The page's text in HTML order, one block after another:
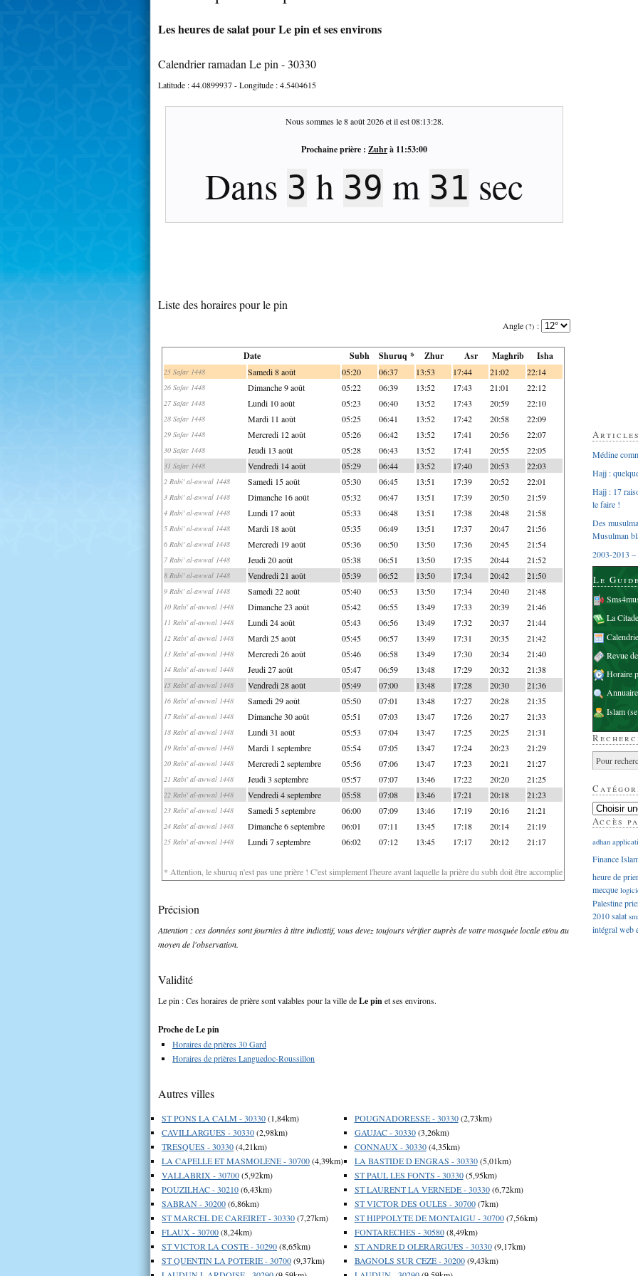
Les heures de salat pour Le pin et ses environs
Calendrier ramadan Le pin - 30330
Latitude :44.0899937- Longitude :4.5404615
Nous sommes le8 août 2026et il est08:13:29.
Prochaine prière : Zuhrà 11:53:00
Dans 3 h 39 m 30 sec
Liste des horaires pour le pin
Angle (?) :
Date Subh Shuruq * Zhur Asr Maghrib Isha
25 Safar 1448 Samedi 8 août 05:20 06:37 13:53 17:44 21:02 22:14
26 Safar 1448 Dimanche 9 août 05:22 06:39 13:52 17:43 21:01 22:12
27 Safar 1448 Lundi 10 août 05:23 06:40 13:52 17:43 20:59 22:10
28 Safar 1448 Mardi 11 août 05:25 06:41 13:52 17:42 20:58 22:09
29 Safar 1448 Mercredi 12 août 05:26 06:42 13:52 17:41 20:56 22:07
30 Safar 1448 Jeudi 13 août 05:28 06:43 13:52 17:41 20:55 22:05
31 Safar 1448 Vendredi 14 août 05:29 06:44 13:52 17:40 20:53 22:03
2 Rabi' al-awwal 1448 Samedi 15 août 05:30 06:45 13:51 17:39 20:52 22:01
3 Rabi' al-awwal 1448 Dimanche 16 août 05:32 06:47 13:51 17:39 20:50 21:59
4 Rabi' al-awwal 1448 Lundi 17 août 05:33 06:48 13:51 17:38 20:48 21:58
5 Rabi' al-awwal 1448 Mardi 18 août 05:35 06:49 13:51 17:37 20:47 21:56
6 Rabi' al-awwal 1448 Mercredi 19 août 05:36 06:50 13:50 17:36 20:45 21:54
7 Rabi' al-awwal 1448 Jeudi 20 août 05:38 06:51 13:50 17:35 20:44 21:52
8 Rabi' al-awwal 1448 Vendredi 21 août 05:39 06:52 13:50 17:34 20:42 21:50
9 Rabi' al-awwal 1448 Samedi 22 août 05:40 06:53 13:50 17:34 20:40 21:48
10 Rabi' al-awwal 1448 Dimanche 23 août 05:42 06:55 13:49 17:33 20:39 21:46
11 Rabi' al-awwal 1448 Lundi 24 août 05:43 06:56 13:49 17:32 20:37 21:44
12 Rabi' al-awwal 1448 Mardi 25 août 05:45 06:57 13:49 17:31 20:35 21:42
13 Rabi' al-awwal 1448 Mercredi 26 août 05:46 06:58 13:49 17:30 20:34 21:40
14 Rabi' al-awwal 1448 Jeudi 27 août 05:47 06:59 13:48 17:29 20:32 21:38
15 Rabi' al-awwal 1448 Vendredi 28 août 05:49 07:00 13:48 17:28 20:30 21:36
16 Rabi' al-awwal 1448 Samedi 29 août 05:50 07:01 13:48 17:27 20:28 21:35
17 Rabi' al-awwal 1448 Dimanche 30 août 05:51 07:03 13:47 17:26 20:27 21:33
18 Rabi' al-awwal 1448 Lundi 31 août 05:53 07:04 13:47 17:25 20:25 21:31
19 Rabi' al-awwal 1448 Mardi 1 septembre 05:54 07:05 13:47 17:24 20:23 21:29
20 Rabi' al-awwal 1448 Mercredi 2 septembre 05:56 07:06 13:47 17:23 20:21 21:27
21 Rabi' al-awwal 1448 Jeudi 3 septembre 05:57 07:07 13:46 17:22 20:20 21:25
22 Rabi' al-awwal 1448 Vendredi 4 septembre 05:58 07:08 13:46 17:21 20:18 21:23
23 Rabi' al-awwal 1448 Samedi 5 septembre 06:00 07:09 13:46 17:19 20:16 21:21
24 Rabi' al-awwal 1448 Dimanche 6 septembre 06:01 07:11 13:45 17:18 20:14 21:19
25 Rabi' al-awwal 1448 Lundi 7 septembre 06:02 07:12 13:45 17:17 20:12 21:17
* Attention, le shuruq n'est pas une prière ! C'est simplement l'heure avant laquelle la prière du subh doit être accomplie
Précision
Attention : ces données sont fournies à titre indicatif, vous devez toujours vérifier auprès de votre mosquée locale et/ou au
moyen de l'observation.
Validité
Le pin : Ces horaires de prière sont valables pour la ville deLe pinet ses environs.
Proche de Le pin
Horaires de prières 30 Gard
Horaires de prières Languedoc-Roussillon
Autres villes
ST PONS LA CALM - 30330(1,84km)
CAVILLARGUES - 30330(2,98km)
TRESQUES - 30330(4,21km)
LA CAPELLE ET MASMOLENE - 30700(4,39km)
VALLABRIX - 30700(5,92km)
POUZILHAC - 30210(6,43km)
SABRAN - 30200(6,86km)
ST MARCEL DE CAREIRET - 30330(7,27km)
FLAUX - 30700(8,24km)
ST VICTOR LA COSTE - 30290(8,65km)
ST QUENTIN LA POTERIE - 30700(9,37km)
POUGNADORESSE - 30330(2,73km)
GAUJAC - 30330(3,26km)
CONNAUX - 30330(4,35km)
LA BASTIDE D ENGRAS - 30330(5,01km)
ST PAUL LES FONTS - 30330(5,95km)
ST LAURENT LA VERNEDE - 30330(6,72km)
ST VICTOR DES OULES - 30700(7km)
ST HIPPOLYTE DE MONTAIGU - 30700(7,56km)
FONTARECHES - 30580(8,49km)
ST ANDRE D OLERARGUES - 30330(9,17km)
BAGNOLS SUR CEZE - 30200(9,43km)
Médine
Hajj :
Hajj : 17
le faire !
Des
Musulman
2003-2013 –
Le
La
Revue
Horaire
Islam
Accès
adhan
Finance
heure de
mecque
Palestine
2010salat
intégralweb